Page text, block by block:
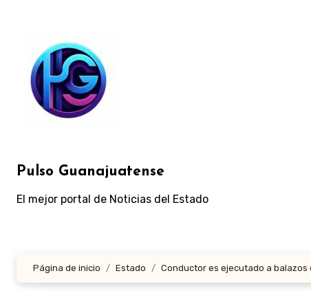
contenido
Pulso Guanajuatense
El mejor portal de Noticias del Estado
Página de inicio Estado Conductor es ejecutado a balazos